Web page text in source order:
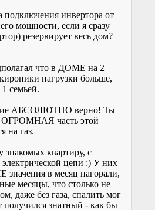
подключения инвертора от
мощности, если я сразу
резервирует весь дом?
что в ДОМЕ на 2
нагрузки больше,
семьей.
АБСОЛЮТНО верно! Ты
ОГРОМНАЯ часть этой
на газ.
знакомых квартиру, с
цепи :) У них
значения в месяц нагорали,
месяцы, что столько не
даже без газа, спалить мог
получился знатный - как бы